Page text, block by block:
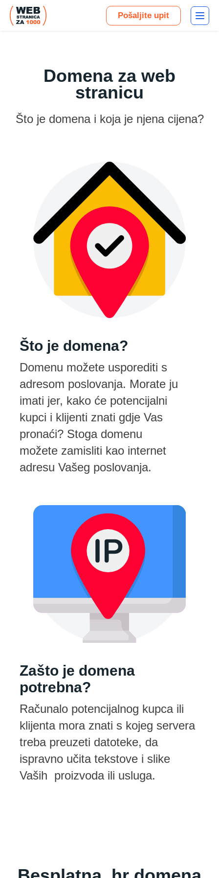
Pošaljite upit
Domena za web
stranicu
Što je domena i koja je njena cijena?
Što je domena?
Domenu možete usporediti s
adresom poslovanja. Morate ju
imati jer, kako će potencijalni
kupci i klijenti znati gdje Vas
pronaći? Stoga domenu
možete zamisliti kao internet
adresu Vašeg poslovanja.
Zašto je domena
potrebna?
Računalo potencijalnog kupca ili
klijenta mora znati s kojeg servera
treba preuzeti datoteke, da
ispravno učita tekstove i slike
Vaših proizvoda ili usluga.